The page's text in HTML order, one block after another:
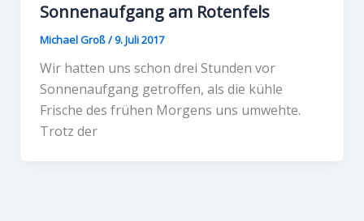
Sonnenaufgang am Rotenfels
Michael Groß/9. Juli 2017
Wir hatten uns schon drei Stunden vor
Sonnenaufgang getroffen, als die kühle
Frische des frühen Morgens uns umwehte.
Trotz der